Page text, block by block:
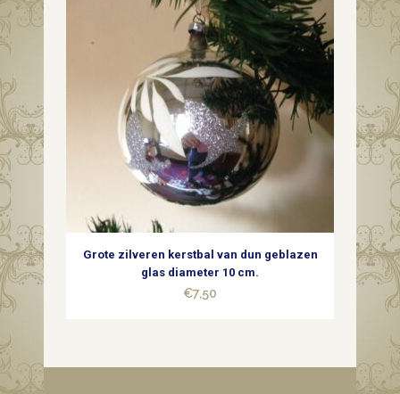
Grote zilveren kerstbal van dun geblazen
glas diameter 10 cm.
€7,50